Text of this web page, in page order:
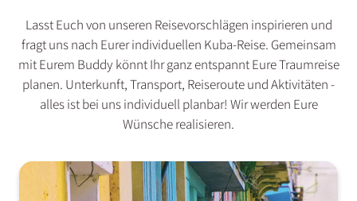
Lasst Euch von unseren Reisevorschlägen inspirieren und
fragt uns nach Eurer individuellen Kuba-Reise. Gemeinsam
mit Eurem Buddy könnt Ihr ganz entspannt Eure Traumreise
planen. Unterkunft, Transport, Reiseroute und Aktivitäten -
alles ist bei uns individuell planbar! Wir werden Eure
Wünsche realisieren.